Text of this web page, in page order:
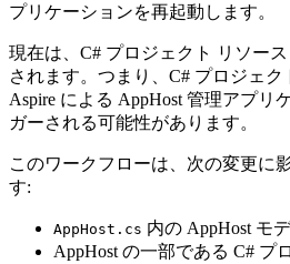
プリケーションを再起動します。
現在は、C# プロジェクト リソー
されます。つまり、C# プロジェク
Aspire による AppHost 管理アプリ
ガーされる可能性があります。
このワークフローは、次の変更に
す:
AppHost.cs 内の AppHost モデ
AppHost の一部である C# プ